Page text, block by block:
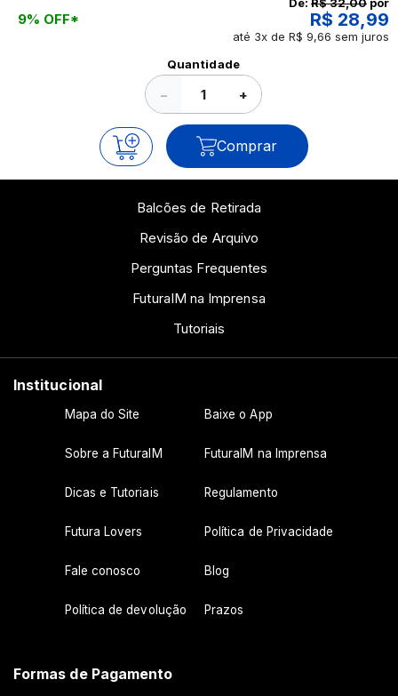
9% OFF*
De: R$ 32,00 por
R$ 28,99
até 3x de R$ 9,66 sem juros
Quantidade
− +
Comprar
Balcões de Retirada
Revisão de Arquivo
Perguntas Frequentes
FuturaIM na Imprensa
Tutoriais
Institucional
Mapa do Site Baixe o App
Sobre a FuturaIM FuturaIM na Imprensa
Dicas e Tutoriais Regulamento
Futura Lovers Política de Privacidade
Fale conosco Blog
Política de devolução Prazos
Formas de Pagamento